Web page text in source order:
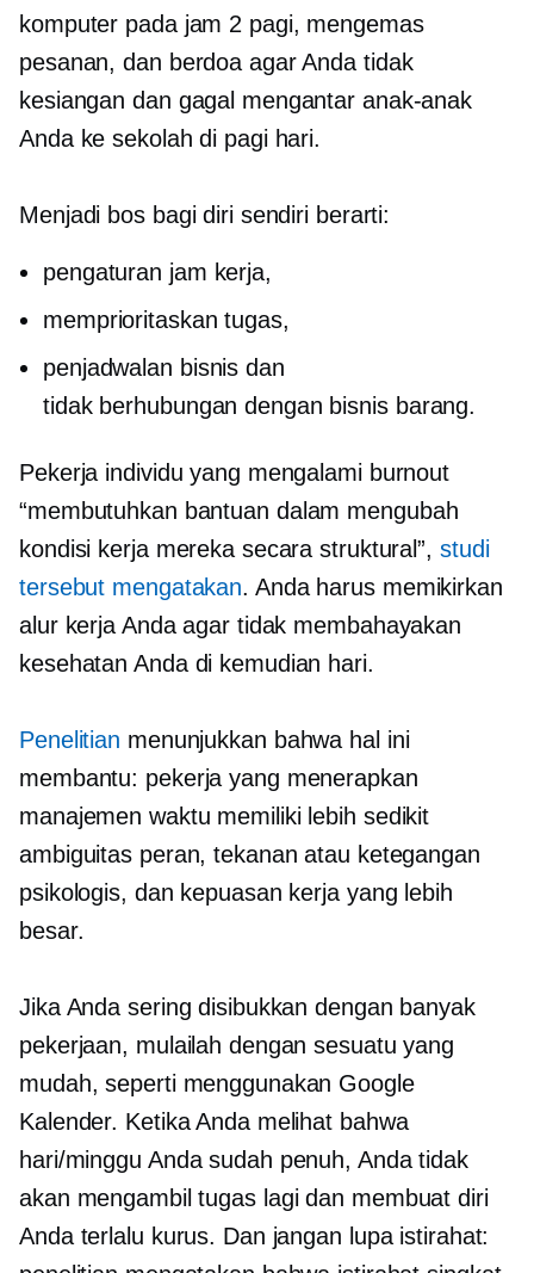
komputer pada jam 2 pagi, mengemas
pesanan, dan berdoa agar Anda tidak
kesiangan dan gagal mengantar anak-anak
Anda ke sekolah di pagi hari.
Menjadi bos bagi diri sendiri berarti:
pengaturan jam kerja,
memprioritaskan tugas,
penjadwalan bisnis dan
tidak berhubungan dengan bisnisbarang.
Pekerja individu yang mengalami burnout
“membutuhkan bantuan dalam mengubah
kondisi kerja mereka secara struktural”, studi
tersebut mengatakan. Anda harus memikirkan
alur kerja Anda agar tidak membahayakan
kesehatan Anda di kemudian hari.
Penelitian menunjukkan bahwa hal ini
membantu: pekerja yang menerapkan
manajemen waktu memiliki lebih sedikit
ambiguitas peran, tekanan atau ketegangan
psikologis, dan kepuasan kerja yang lebih
besar.
Jika Anda sering disibukkan dengan banyak
pekerjaan, mulailah dengan sesuatu yang
mudah, seperti menggunakan Google
Kalender. Ketika Anda melihat bahwa
hari/minggu Anda sudah penuh, Anda tidak
akan mengambil tugas lagi dan membuat diri
Anda terlalu kurus. Dan jangan lupa istirahat: